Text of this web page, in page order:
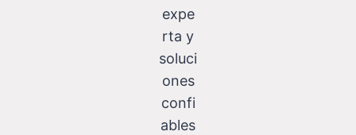
expe
rta y
soluci
ones
confi
ables